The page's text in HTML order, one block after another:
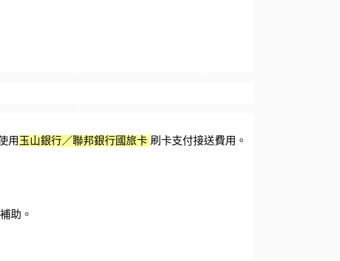
用玉山銀行／聯邦銀行國旅卡 刷卡支付接送費用。
助。